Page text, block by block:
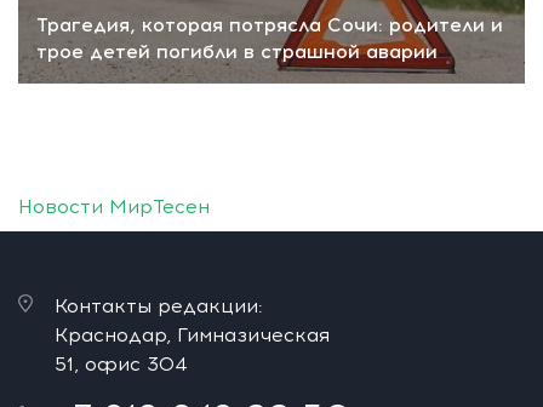
Трагедия, которая потрясла Сочи: родители и
трое детей погибли в страшной аварии
Новости МирТесен
Контакты редакции:
Краснодар, Гимназическая
51, офис 304